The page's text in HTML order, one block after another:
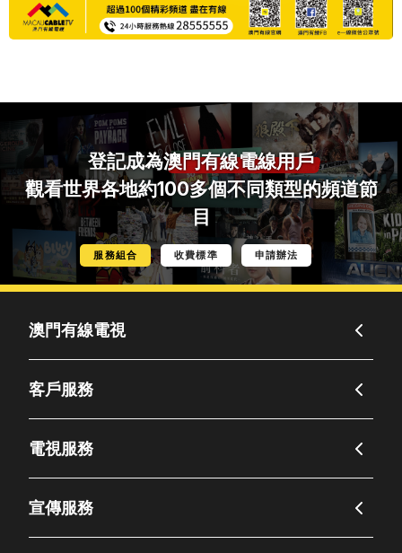
登記成為澳門有線電線用戶
觀看世界各地約100多個不同類型的頻道節
目
服務組合 收費標準 申請辦法
澳門有線電視
客戶服務
電視服務
宣傳服務